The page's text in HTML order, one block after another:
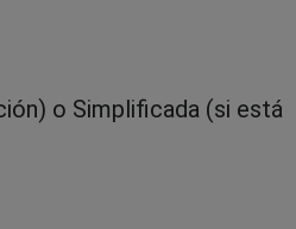
o Simplificada (si está